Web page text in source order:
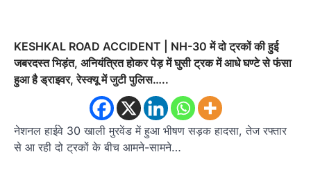
KESHKAL ROAD ACCIDENT | NH-30 में दो ट्रकों की हुई
जबरदस्त भिड़ंत, अनियंत्रित होकर पेड़ में घुसी ट्रक में आधे घण्टे से फंसा
हुआ है ड्राइवर, रेस्क्यू में जुटी पुलिस…..
नेशनल हाईवे 30 खाली मुरवेंड में हुआ भीषण सड़क हादसा, तेज रफ्तार
से आ रही दो ट्रकों के बीच आमने-सामने…